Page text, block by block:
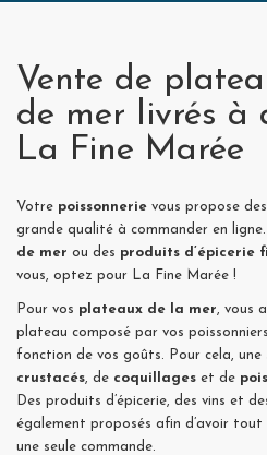
Vente de
de mer livrés à
La Fine Marée
Votre poissonnerie vous propose des
grande qualité à commander en
de mer ou des produits d’épicerie
vous, optez pour La Fine Marée !
Pour vos plateaux de la mer, vous
plateau composé par vos
fonction de vos goûts. Pour cela, une
crustacés, de coquillages et de
Des produits d’épicerie, des vins et
également proposés afin d’avoir tout
une seule commande.